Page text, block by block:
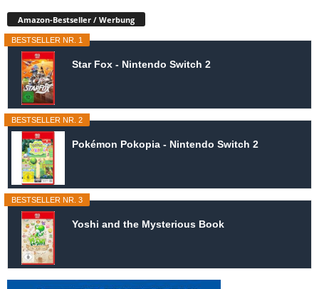
Amazon-Bestseller / Werbung
BESTSELLER NR. 1
Star Fox - Nintendo Switch 2
BESTSELLER NR. 2
Pokémon Pokopia - Nintendo Switch 2
BESTSELLER NR. 3
Yoshi and the Mysterious Book